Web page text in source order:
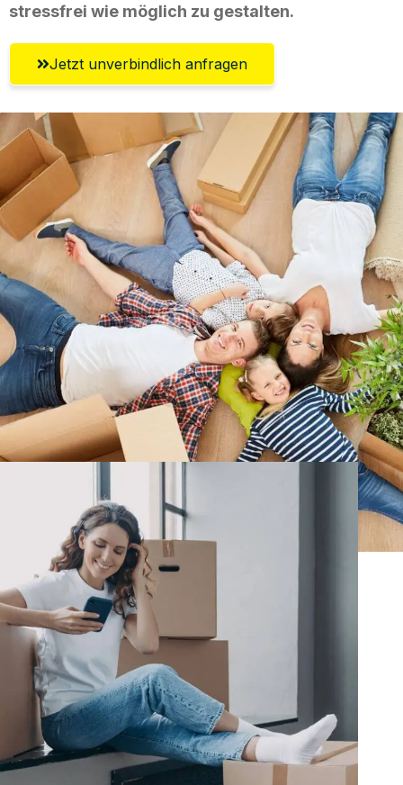
stressfrei wie möglich zu gestalten.
Jetzt unverbindlich anfragen